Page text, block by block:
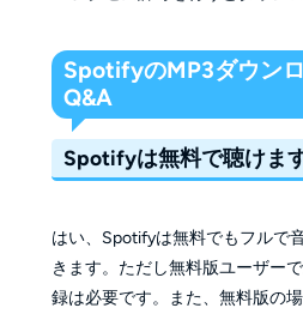
SpotifyのMP3ダウン
Q&A
Spotifyは無料で聴けま
はい、Spotifyは無料でもフルで
きます。ただし無料版ユーザー
録は必要です。また、無料版の